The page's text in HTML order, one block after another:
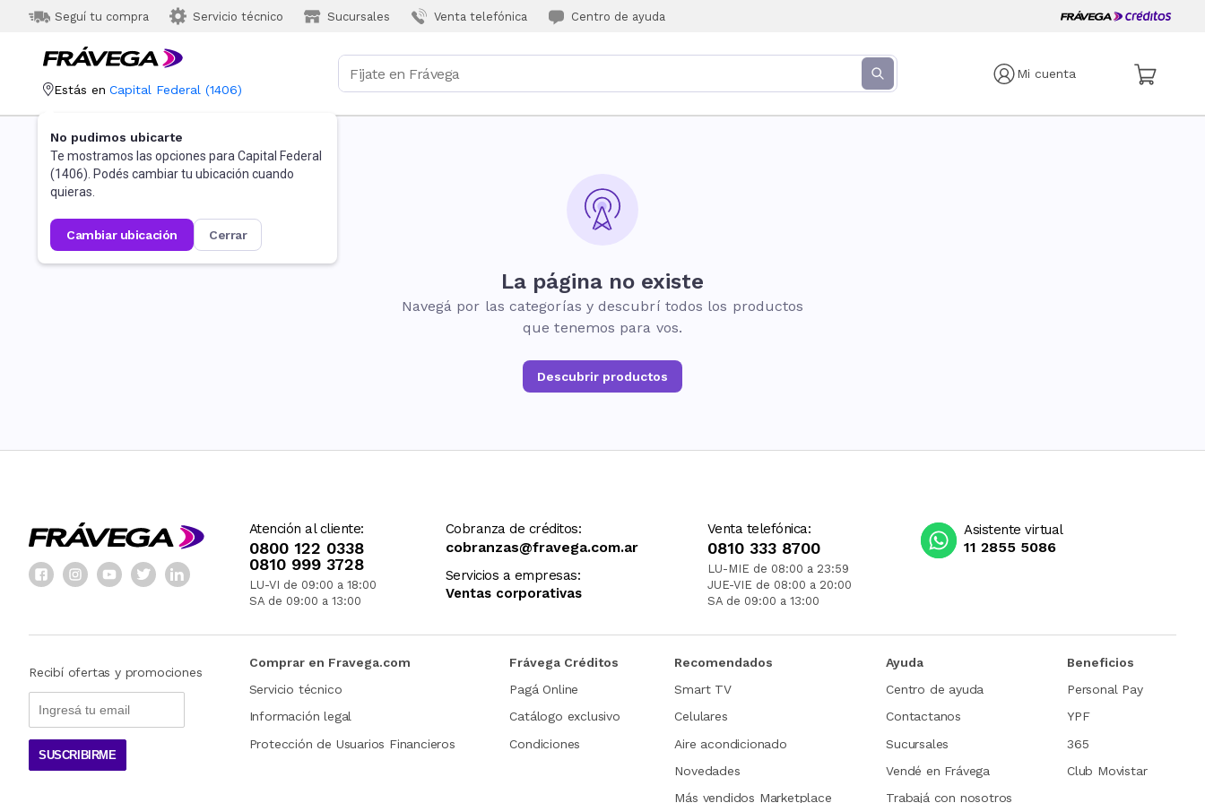
Seguí tu compra Servicio técnico Sucursales Venta telefónica Centro de ayuda
Mi cuenta
Estás en Capital Federal (1406)
No pudimos ubicarte
Te mostramos las opciones para Capital Federal
(1406). Podés cambiar tu ubicación cuando
quieras.
cambiar ubicación cerrar
La página no existe
Navegá por las categorías y descubrí todos los productos
que tenemos para vos.
Descubrir productos
Atención al cliente:
0800 122 0338
0810 999 3728
LU-VI de 09:00 a 18:00
SA de 09:00 a 13:00
Cobranza de créditos:
cobranzas@fravega.com.ar
Servicios a empresas:
Ventas corporativas
Venta telefónica:
0810 333 8700
LU-MIE de 08:00 a 23:59
JUE-VIE de 08:00 a 20:00
SA de 09:00 a 13:00
Asistente virtual
11 2855 5086
Recibí ofertas y promociones
SUSCRIBIRME
Comprar en Fravega.com
Servicio técnico
Información legal
Protección de Usuarios Financieros
Frávega Créditos
Pagá Online
Catálogo exclusivo
Condiciones
Recomendados
Smart TV
Celulares
Aire acondicionado
Novedades
Más vendidos Marketplace
Ayuda
Centro de ayuda
Contactanos
Sucursales
Vendé en Frávega
Trabajá con nosotros
Beneficios
Personal Pay
YPF
365
Club Movistar